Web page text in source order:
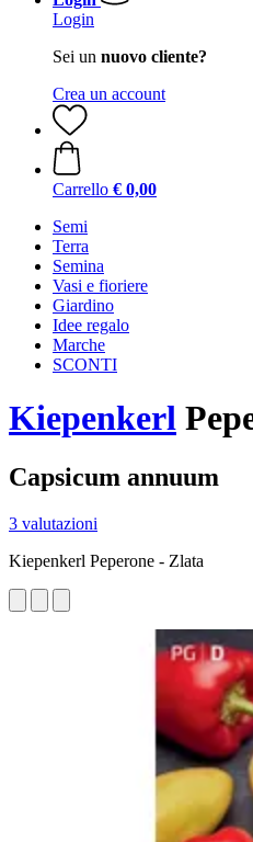
Login
Sei un nuovo cliente?
Crea un account
Carrello € 0,00
Semi
Terra
Semina
Vasi e fioriere
Giardino
Idee regalo
Marche
SCONTI
Kiepenkerl
Capsicum annuum
3 valutazioni
Kiepenkerl Peperone - Zlata